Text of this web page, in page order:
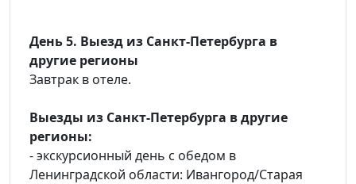
День 5. Выезд из Санкт-Петербурга в
другие регионы
Завтрак в отеле.
Выезды из Санкт-Петербурга в другие
регионы:
- экскурсионный день с обедом в
Ленинградской области: Ивангород/Старая